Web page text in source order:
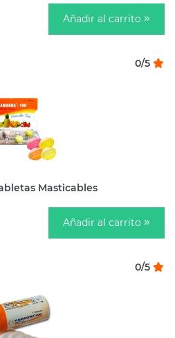
Añadir al carrito
0/5
Masticables
Añadir al carrito
0/5